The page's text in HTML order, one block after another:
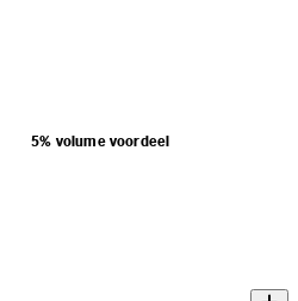
5% volume voordeel